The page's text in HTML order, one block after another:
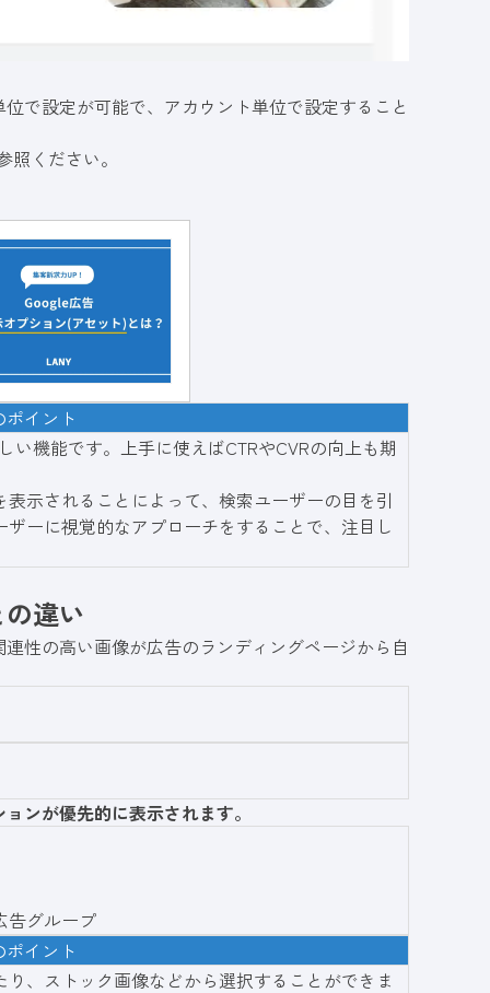
で設定が可能で、アカウント単位で設定すること
ください。
イント
い機能です。上手に使えばCTRやCVRの向上も期
示されることによって、検索ユーザーの目を引
ーに視覚的なアプローチをすることで、注目し
違い
性の高い画像が広告のランディングページから自
ンが優先的に表示されます。
告グループ
イント
、ストック画像などから選択することができま